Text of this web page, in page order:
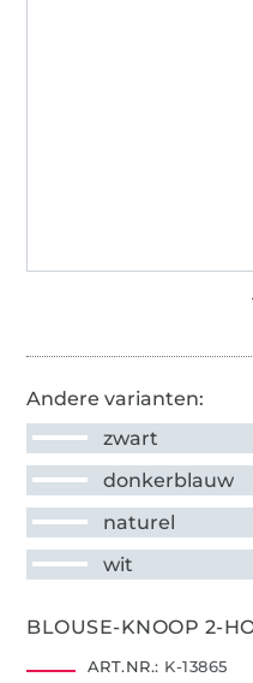
Andere varianten:
zwart
donkerblauw
naturel
wit
BLOUSE-KNOOP 2-
ART.NR.: K-13865